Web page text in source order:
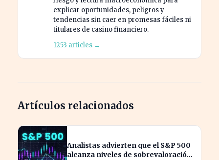
explicar oportunidades, peligros y
tendencias sin caer en promesas fáciles ni
titulares de casino financiero.
1253 articles →
Artículos relacionados
Analistas advierten que el S&P 500
alcanza niveles de sobrevaloración